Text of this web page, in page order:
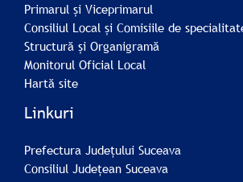
Primarul și Viceprimarul
Consiliul Local și Comisiile de
Structură și Organigramă
Monitorul Oficial Local
Hartă site
Linkuri
Prefectura Județului Suceava
Consiliul Județean Suceava